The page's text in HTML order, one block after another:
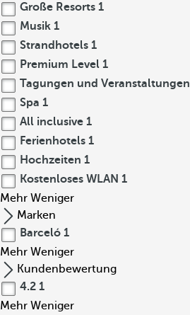
Große Resorts 1
Musik 1
Strandhotels 1
Premium Level 1
Tagungen und Veranstaltungen
Spa 1
All inclusive 1
Ferienhotels 1
Hochzeiten 1
Kostenloses WLAN 1
Mehr Weniger
Marken
Barceló 1
Mehr Weniger
Kundenbewertung
4.2 1
Mehr Weniger